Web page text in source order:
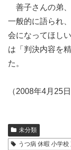
善子さんの弟
一般的に語られ
会になってほし
は「判決内容を
た。
（2008年4月25
未分類
うつ病 休暇 小学